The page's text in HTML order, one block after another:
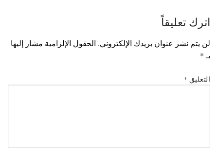
اترك تعليقاً
لن يتم نشر عنوان بريدك الإلكتروني. الحقول الإلزامية مشار إليها
بـ*
التعليق *